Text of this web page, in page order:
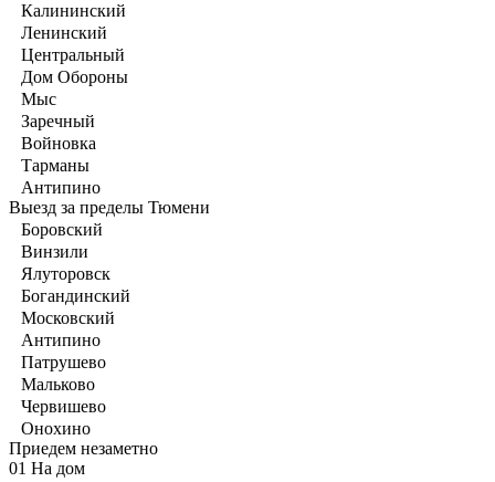
Калининский
Ленинский
Центральный
Дом Обороны
Мыс
Заречный
Войновка
Тарманы
Антипино
Выезд за пределы Тюмени
Боровский
Винзили
Ялуторовск
Богандинский
Московский
Антипино
Патрушево
Мальково
Червишево
Онохино
Приедем незаметно
01 На дом